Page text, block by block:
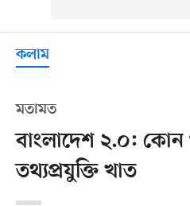
কলাম
মতামত
বাংলাদেশ ২.০: কোন
তথ্যপ্রযুক্তি খাত